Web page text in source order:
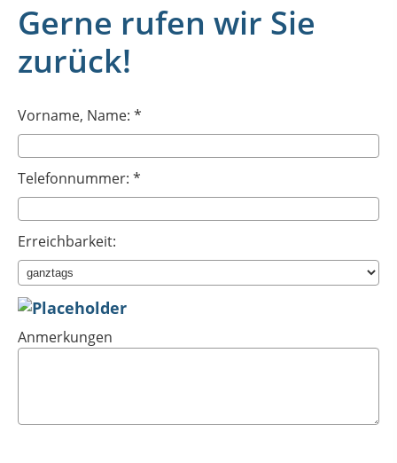
Gerne rufen wir Sie
zurück!
Vorname, Name: *
Telefonnummer: *
Erreichbarkeit:
Anmerkungen